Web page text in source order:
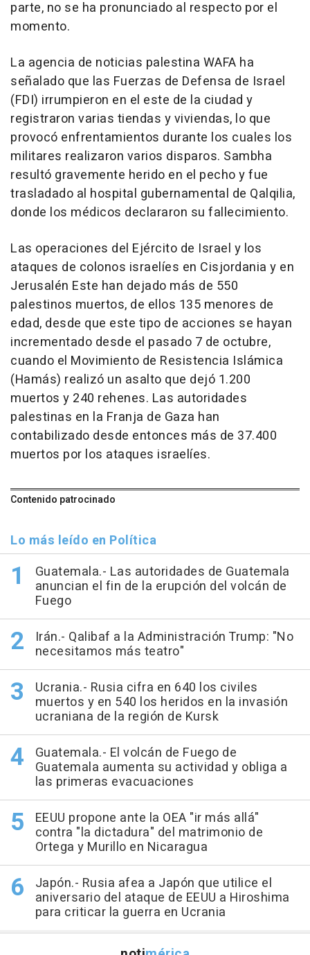
parte, no se ha pronunciado al respecto por el
momento.
La agencia de noticias palestina WAFA ha
señalado que las Fuerzas de Defensa de Israel
(FDI) irrumpieron en el este de la ciudad y
registraron varias tiendas y viviendas, lo que
provocó enfrentamientos durante los cuales los
militares realizaron varios disparos. Sambha
resultó gravemente herido en el pecho y fue
trasladado al hospital gubernamental de Qalqilia,
donde los médicos declararon su fallecimiento.
Las operaciones del Ejército de Israel y los
ataques de colonos israelíes en Cisjordania y en
Jerusalén Este han dejado más de 550
palestinos muertos, de ellos 135 menores de
edad, desde que este tipo de acciones se hayan
incrementado desde el pasado 7 de octubre,
cuando el Movimiento de Resistencia Islámica
(Hamás) realizó un asalto que dejó 1.200
muertos y 240 rehenes. Las autoridades
palestinas en la Franja de Gaza han
contabilizado desde entonces más de 37.400
muertos por los ataques israelíes.
Contenido patrocinado
Lo más leído en Política
Guatemala.- Las autoridades de Guatemala
anuncian el fin de la erupción del volcán de
Fuego
Irán.- Qalibaf a la Administración Trump: "No
necesitamos más teatro"
Ucrania.- Rusia cifra en 640 los civiles
muertos y en 540 los heridos en la invasión
ucraniana de la región de Kursk
Guatemala.- El volcán de Fuego de
Guatemala aumenta su actividad y obliga a
las primeras evacuaciones
EEUU propone ante la OEA "ir más allá"
contra "la dictadura" del matrimonio de
Ortega y Murillo en Nicaragua
Japón.- Rusia afea a Japón que utilice el
aniversario del ataque de EEUU a Hiroshima
para criticar la guerra en Ucrania